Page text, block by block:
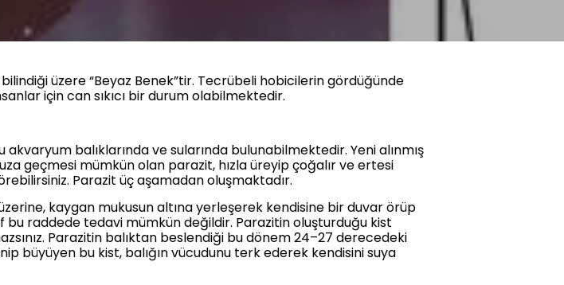
üzere “Beyaz Benek”tir. Tecrübeli hobicilerin gördüğünde
için can sıkıcı bir durum olabilmektedir.
balıklarında ve sularında bulunabilmektedir. Yeni alınmış
geçmesi mümkün olan parazit, hızla üreyip çoğalır ve ertesi
Parazit üç aşamadan oluşmaktadır.
kaygan mukusun altına yerleşerek kendisine bir duvar örüp
raddede tedavi mümkün değildir. Parazitin oluşturduğu kist
Parazitin balıktan beslendiği bu dönem 24–27 derecedeki
büyüyen bu kist, balığın vücudunu terk ederek kendisini suya